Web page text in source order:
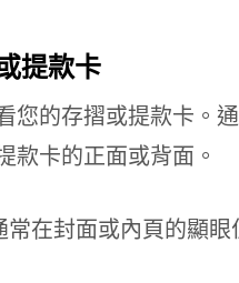
提款卡
您的存摺或提款卡。
款卡的正面或背面。
常在封面或內頁的顯